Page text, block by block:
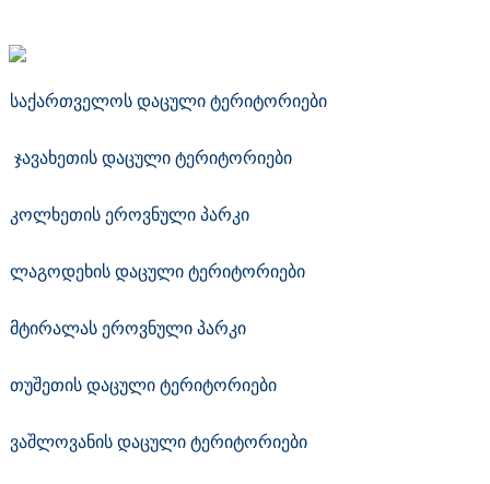
საქართველოს დაცული ტერიტორიები
ჯავახეთის დაცული ტერიტორიები
კოლხეთის ეროვნული პარკი
ლაგოდეხის დაცული ტერიტორიები
მტირალას ეროვნული პარკი
თუშეთის დაცული ტერიტორიები
ვაშლოვანის დაცული ტერიტორიები